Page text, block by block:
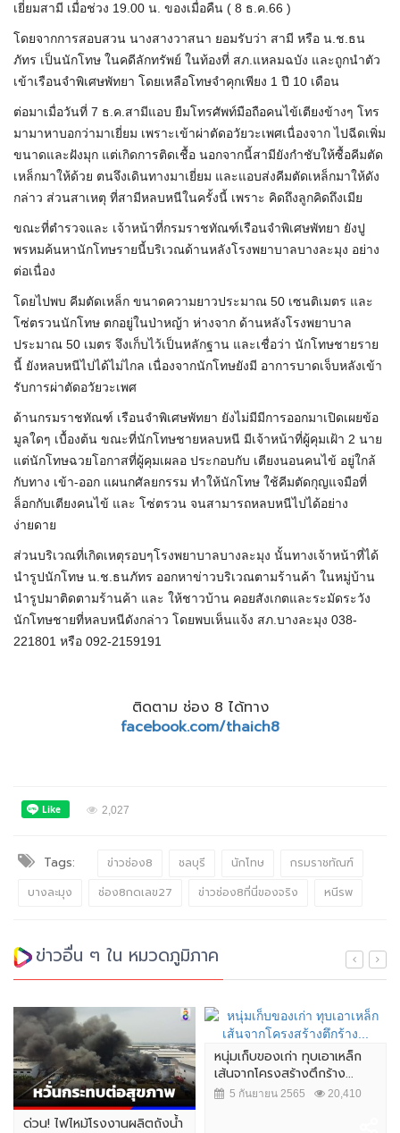
เยี่ยมสามี เมื่อช่วง 19.00 น. ของเมื่อคืน ( 8 ธ.ค.66 )
โดยจากการสอบสวน นางสางวาสนา ยอมรับว่า สามี หรือ น.ช.ธน
ภัทร เป็นนักโทษ ในคดีลักทรัพย์ ในท้องที่ สภ.แหลมฉบัง และถูกนำตัว
เข้าเรือนจำพิเศษพัทยา โดยเหลือโทษจำคุกเพียง 1 ปี 10 เดือน
ต่อมาเมื่อวันที่ 7 ธ.ค.สามีแอบ ยืมโทรศัพท์มือถือคนไข้เตียงข้างๆ โทร
มามาหาบอกว่ามาเยี่ยม เพราะเข้าผ่าตัดอวัยวะเพศเนื่องจาก ไปฉีดเพิ่ม
ขนาดและฝังมุก แต่เกิดการติดเชื้อ นอกจากนี้สามียังกำชับให้ซื้อคีมตัด
เหล็กมาให้ด้วย ตนจึงเดินทางมาเยี่ยม และแอบส่งคีมตัดเหล็กมาให้ดัง
กล่าว ส่วนสาเหตุ ที่สามีหลบหนีในครั้งนี้ เพราะ คิดถึงลูกคิดถึงเมีย
ขณะที่ตำรวจและ เจ้าหน้าที่กรมราชทัณฑ์เรือนจำพิเศษพัทยา ยังปู
พรหมค้นหานักโทษรายนี้บริเวณด้านหลังโรงพยาบาลบางละมุง อย่าง
ต่อเนื่อง
โดยไปพบ คีมตัดเหล็ก ขนาดความยาวประมาณ 50 เซนติเมตร และ
โซ่ตรวนนักโทษ ตกอยู่ในป่าหญ้า ห่างจาก ด้านหลังโรงพยาบาล
ประมาณ 50 เมตร จึงเก็บไว้เป็นหลักฐาน และเชื่อว่า นักโทษชายราย
นี้ ยังหลบหนีไปได้ไม่ไกล เนื่องจากนักโทษยังมี อาการบาดเจ็บหลังเข้า
รับการผ่าตัดอวัยวะเพศ
ด้านกรมราชทัณฑ์ เรือนจำพิเศษพัทยา ยังไม่มีมีการออกมาเปิดเผยข้อ
มูลใดๆ เบื้องต้น ขณะที่นักโทษชายหลบหนี มีเจ้าหน้าที่ผู้คุมเฝ้า 2 นาย
แต่นักโทษฉวยโอกาสที่ผู้คุมเผลอ ประกอบกับ เตียงนอนคนไข้ อยู่ใกล้
กับทาง เข้า-ออก แผนกศัลยกรรม ทำให้นักโทษ ใช้คีมตัดกุญแจมือที่
ล็อกกับเตียงคนไข้ และ โซ่ตรวน จนสามารถหลบหนีไปได้อย่าง
ง่ายดาย
ส่วนบริเวณที่เกิดเหตุรอบๆโรงพยาบาลบางละมุง นั้นทางเจ้าหน้าที่ได้
นำรูปนักโทษ น.ช.ธนภัทร ออกหาข่าวบริเวณตามร้านค้า ในหมู่บ้าน
นำรูปมาติดตามร้านค้า และ ให้ชาวบ้าน คอยสังเกตและระมัดระวัง
นักโทษชายที่หลบหนีดังกล่าว โดยพบเห็นแจ้ง สภ.บางละมุง 038-
221801 หรือ 092-2159191
ติดตาม ช่อง 8 ได้ทาง
facebook.com/thaich8
2,027
Tags: ข่าวช่อง8 ชลบุรี นักโทษ
กรมราชทัณฑ์
บางละมุง
ช่อง8กดเลข27 ข่าวช่อง8ที่นี่ของจริง หนีรพ
ข่าวอื่น ๆ ใน หมวดภูมิภาค
ด่วน! ไฟไหม้โรงงานผลิตถังน้ำ
หนุ่มเก็บของเก่า ทุบเอาเหล็ก
เส้นจากโครงสร้างตึกร้าง...
5 กันยายน 2565 20,410